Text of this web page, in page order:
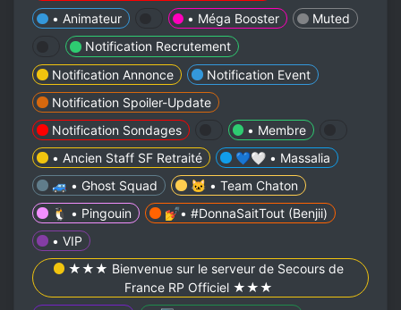
• Animateur
• Méga Booster
Muted
Notification Recrutement
Notification Annonce
Notification Event
Notification Spoiler-Update
Notification Sondages
• Membre
• Ancien Staff SF Retraité
💙🤍 • Massalia
🚙 • Ghost Squad
🐱 • Team Chaton
🐧 • Pingouin
💅• #DonnaSaitTout (Benjii)
• VIP
France RP Officiel ★★★